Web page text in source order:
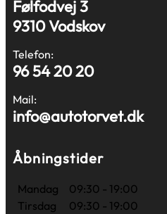
Følfodvej 3
9310 Vodskov
Telefon:
96 54 20 20
Mail:
info@autotorvet.dk
Åbningstider
Mandag
09:30 - 19:00
Tirsdag
09:30 - 19:00